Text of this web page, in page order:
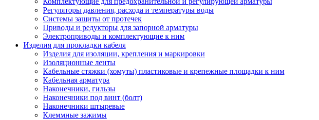
Регуляторы давления, расхода и температуры воды
Системы защиты от протечек
Приводы и редукторы для запорной арматуры
Электроприводы и комплектующие к ним
Изделия для прокладки кабеля
Изделия для изоляции, крепления и маркировки
Изоляционные ленты
Кабельные стяжки (хомуты) пластиковые и крепежные площадки к ним
Кабельная арматура
Наконечники, гильзы
Наконечники под винт (болт)
Наконечники штыревые
Клеммные зажимы